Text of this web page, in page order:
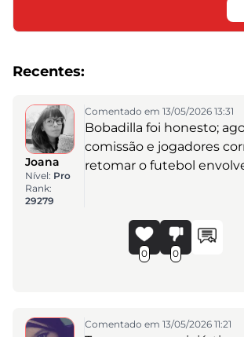
Recentes:
Joana
Nível: Pro
Rank:
29279
Comentado em 13/05/2026 13:31
Bobadilla foi honesto;
comissão e jogadores
retomar o futebol
0 0
Comentado em 13/05/2026 11:21